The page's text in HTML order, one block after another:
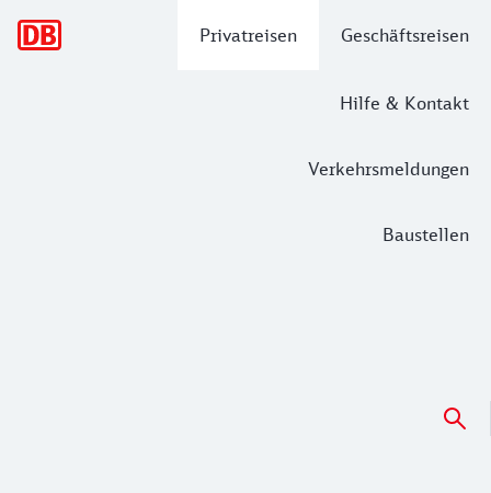
Privatreisen Geschäftsreisen
Hilfe & Kontakt
Verkehrsmeldungen
Baustellen